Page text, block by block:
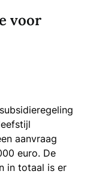
voor
aanvraag
euro. De
in totaal is er